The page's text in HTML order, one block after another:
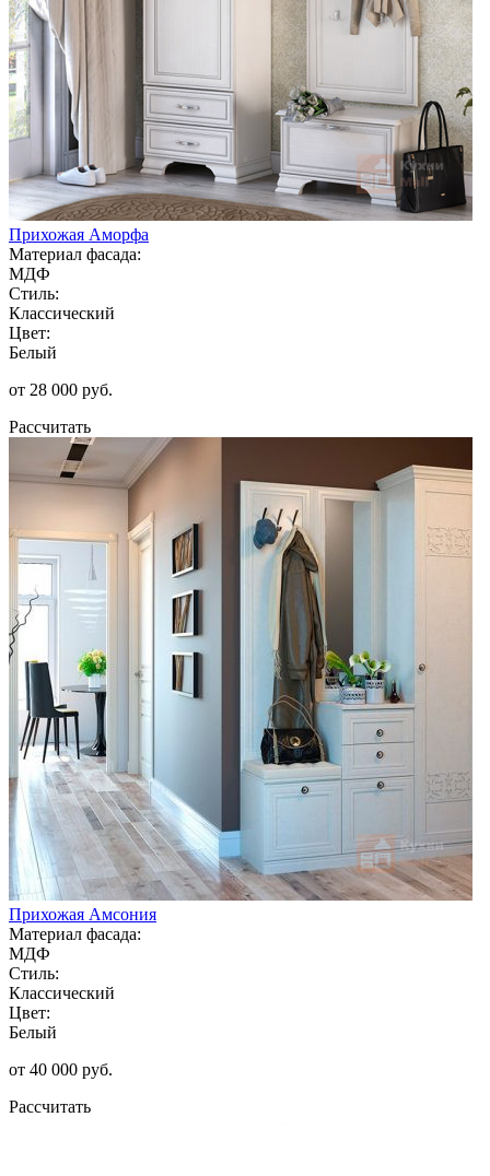
Прихожая Аморфа
Материал фасада:
МДФ
Стиль:
Классический
Цвет:
Белый
от 28 000 руб.
Рассчитать
Прихожая Амсония
Материал фасада:
МДФ
Стиль:
Классический
Цвет:
Белый
от 40 000 руб.
Рассчитать